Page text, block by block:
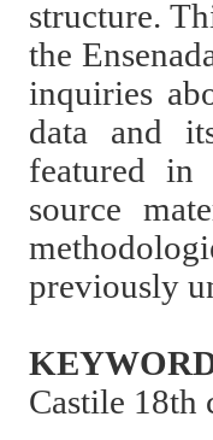
structure.
the
inquiries
data and
featured in
source
previously
Castile 18th